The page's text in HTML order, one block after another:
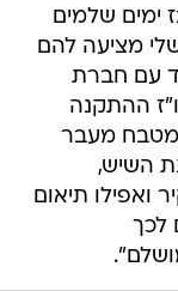
ימים שלמים
מציעה להם
עם חברת
ההתקנה
מעבר
השיש,
ואפילו תיאום
לכך